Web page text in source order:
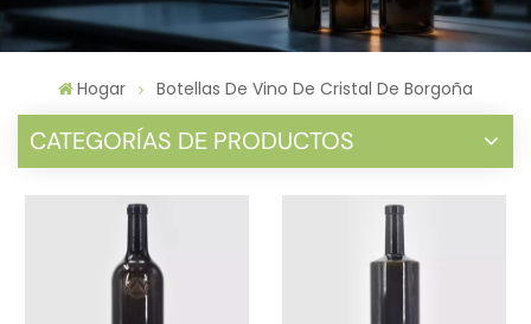
Hogar Botellas De Vino De Cristal De Borgoña
CATEGORÍAS DE PRODUCTOS